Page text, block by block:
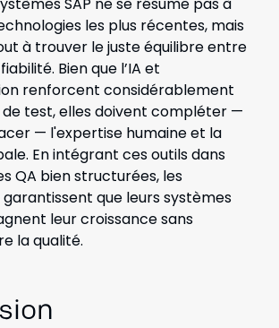
les plus récentes, mais
à trouver le juste équilibre entre
Bien que l’IA et
renforcent considérablement
test, elles doivent compléter —
— l'expertise humaine et la
En intégrant ces outils dans
QA bien structurées, les
que leurs systèmes
leur croissance sans
la qualité.